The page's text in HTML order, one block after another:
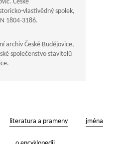
České
vlastivědný spolek,
1804-3186.
archiv České Budějovice,
společenstvo stavitelů
literatura a prameny jména